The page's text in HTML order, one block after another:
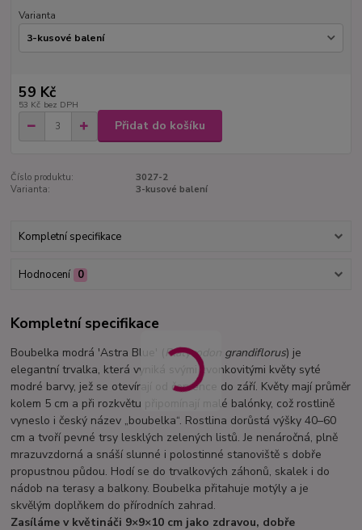
Varianta
59 Kč
53 Kč bez DPH
Přidat do košíku
Číslo produktu:
3027-2
Varianta:
3-kusové balení
Kompletní specifikace
Hodnocení 0
Kompletní specifikace
Boubelka modrá 'Astra Blue' ( Platycodon grandiflorus) je
elegantní trvalka, která vyniká svými zvonkovitými květy syté
modré barvy, jež se otevírají od července do září. Květy mají průměr
kolem 5 cm a při rozkvětu připomínají malé balónky, což rostlině
vyneslo i český název „boubelka“. Rostlina dorůstá výšky 40–60
cm a tvoří pevné trsy lesklých zelených listů. Je nenáročná, plně
mrazuvzdorná a snáší slunné i polostinné stanoviště s dobře
propustnou půdou. Hodí se do trvalkových záhonů, skalek i do
nádob na terasy a balkony. Boubelka přitahuje motýly a je
skvělým doplňkem do přírodních zahrad.
Zasíláme v květináči 9×9×10 cm jako zdravou, dobře